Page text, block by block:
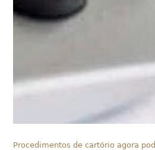
Procedimentos de cartório agora